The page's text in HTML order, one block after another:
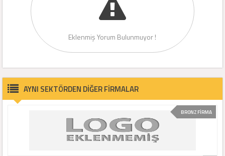
Eklenmiş Yorum Bulunmuyor !
AYNI SEKTÖRDEN DİĞER FİRMALAR
BRONZ FİRMA